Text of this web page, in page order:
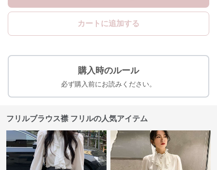
カートに追加する
購入時のルール
必ず購入前にお読みください。
フリルブラウス襟 フリルの人気アイテム